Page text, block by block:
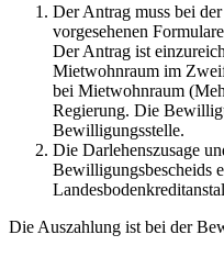
Der Antrag muss bei
vorgesehenen
Der Antrag ist
Mietwohnraum im
bei Mietwohnraum
Regierung. Die
Bewilligungsstelle.
Die Darlehenszusage
Bewilligungsbescheids
Die Auszahlung ist bei der